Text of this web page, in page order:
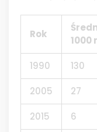
Rok
1000
1990 130
2005 27
2015 6